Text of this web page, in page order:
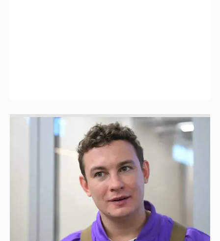
Никита Кологривый высказался насчёт